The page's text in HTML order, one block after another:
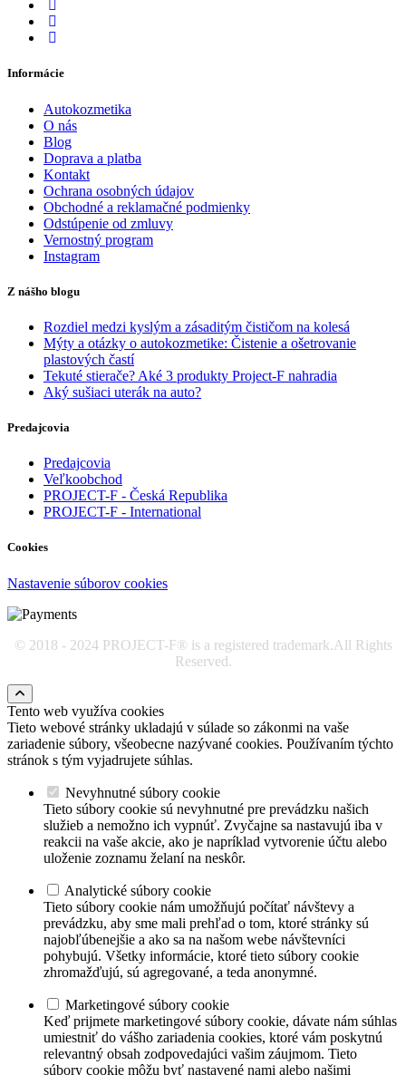
Informácie
Autokozmetika
O nás
Blog
Doprava a platba
Kontakt
Ochrana osobných údajov
Obchodné a reklamačné podmienky
Odstúpenie od zmluvy
Vernostný program
Instagram
Z nášho blogu
Rozdiel medzi kyslým a zásaditým čističom na kolesá
Mýty a otázky o autokozmetike: Čistenie a ošetrovanie
plastových častí
Tekuté stierače? Aké 3 produkty Project-F nahradia
Aký sušiaci uterák na auto?
Predajcovia
Predajcovia
Veľkoobchod
PROJECT-F - Česká Republika
PROJECT-F - International
Cookies
Nastavenie súborov cookies
© 2018 - 2024 PROJECT-F® is a registered trademark.All Rights
Reserved.
Tento web využíva cookies
Tieto webové stránky ukladajú v súlade so zákonmi na vaše
zariadenie súbory, všeobecne nazývané cookies. Používaním týchto
stránok s tým vyjadrujete súhlas.
Nevyhnutné súbory cookie
Tieto súbory cookie sú nevyhnutné pre prevádzku našich
služieb a nemožno ich vypnúť. Zvyčajne sa nastavujú iba v
reakcii na vaše akcie, ako je napríklad vytvorenie účtu alebo
uloženie zoznamu želaní na neskôr.
Analytické súbory cookie
Tieto súbory cookie nám umožňujú počítať návštevy a
prevádzku, aby sme mali prehľad o tom, ktoré stránky sú
najobľúbenejšie a ako sa na našom webe návštevníci
pohybujú. Všetky informácie, ktoré tieto súbory cookie
zhromažďujú, sú agregované, a teda anonymné.
Marketingové súbory cookie
Keď prijmete marketingové súbory cookie, dávate nám súhlas
umiestniť do vášho zariadenia cookies, ktoré vám poskytnú
relevantný obsah zodpovedajúci vašim záujmom. Tieto
súbory cookie môžu byť nastavené nami alebo našimi